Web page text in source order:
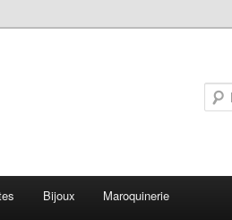
Bijoux Maroquinerie